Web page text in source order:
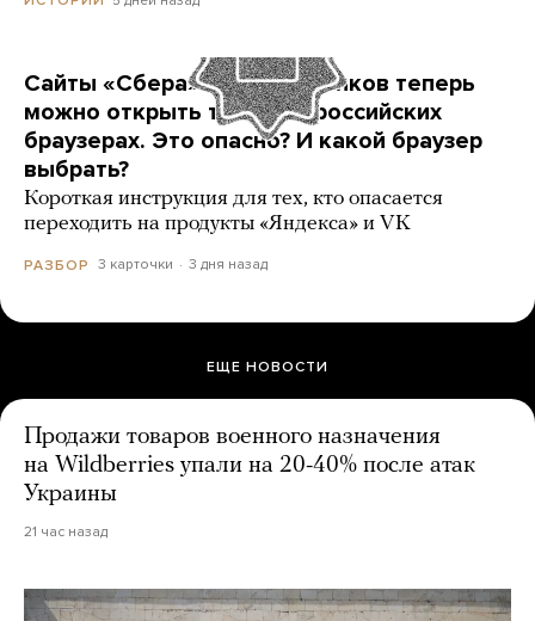
Сайты «Сбера» и других банков теперь
можно открыть только в российских
браузерах. Это опасно? И какой браузер
выбрать?
Короткая инструкция для тех, кто опасается
переходить на продукты «Яндекса» и VK
РАЗБОР 3 карточки 3 дня назад
ЕЩЕ НОВОСТИ
Продажи товаров военного назначения
на Wildberries упали на 20-40% после атак
Украины
21 час назад